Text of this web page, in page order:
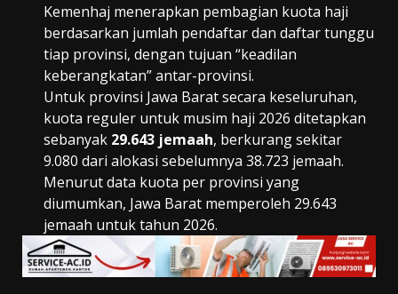
Kemenhaj menerapkan pembagian kuota haji
berdasarkan jumlah pendaftar dan daftar tunggu
tiap provinsi, dengan tujuan “keadilan
keberangkatan” antar-provinsi.
Untuk provinsi Jawa Barat secara keseluruhan,
kuota reguler untuk musim haji 2026 ditetapkan
sebanyak 29.643 jemaah, berkurang sekitar
9.080 dari alokasi sebelumnya 38.723 jemaah.
Menurut data kuota per provinsi yang
diumumkan, Jawa Barat memperoleh 29.643
jemaah untuk tahun 2026.